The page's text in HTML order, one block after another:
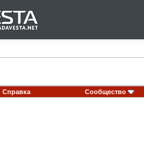
Справка Сообщество